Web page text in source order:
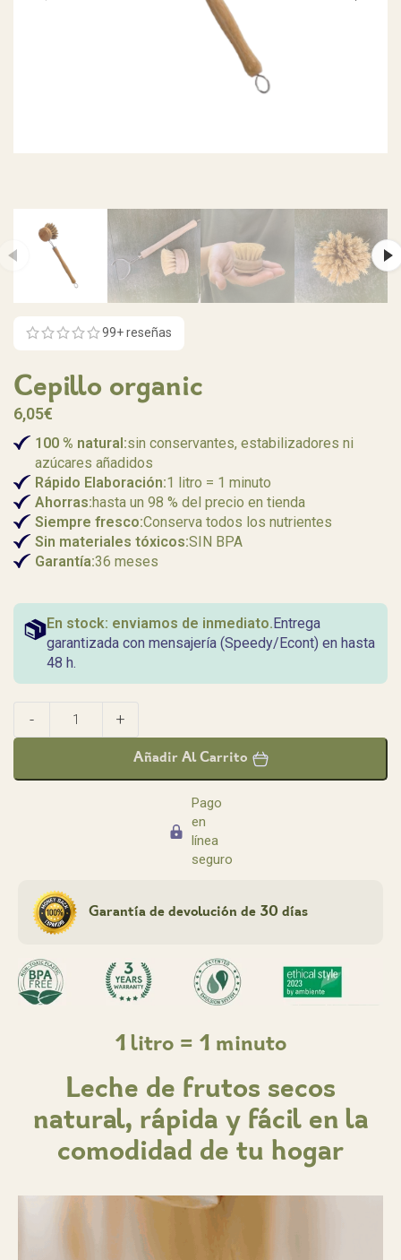
99+ reseñas
Cepillo organic
6,05€
100 % natural:sin conservantes, estabilizadores ni
azúcares añadidos
Rápido Elaboración:1 litro = 1 minuto
Ahorras:hasta un 98 % del precio en tienda
Siempre fresco:Conserva todos los nutrientes
Sin materiales tóxicos:SIN BPA
Garantía:36 meses
En stock: enviamos de inmediato.Entrega
garantizada con mensajería (Speedy/Econt) en hasta
48 h.
Añadir Al Carrito
Pago
en
línea
seguro
Garantía de devolución de 30 días
1 litro = 1 minuto
Leche de frutos secos
natural, rápida y fácil en la
comodidad de tu hogar